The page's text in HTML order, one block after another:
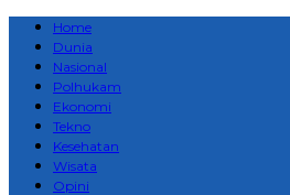
Home
Dunia
Nasional
Polhukam
Ekonomi
Tekno
Kesehatan
Wisata
Opini